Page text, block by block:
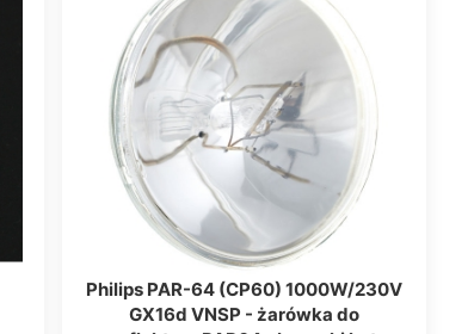
Philips PAR-64 (CP60) 1000W/230V
GX16d VNSP - żarówka do